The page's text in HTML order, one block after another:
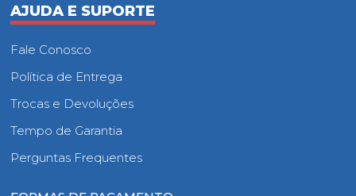
AJUDA E SUPORTE
Fale Conosco
Política de Entrega
Trocas e Devoluções
Tempo de Garantia
Perguntas Frequentes